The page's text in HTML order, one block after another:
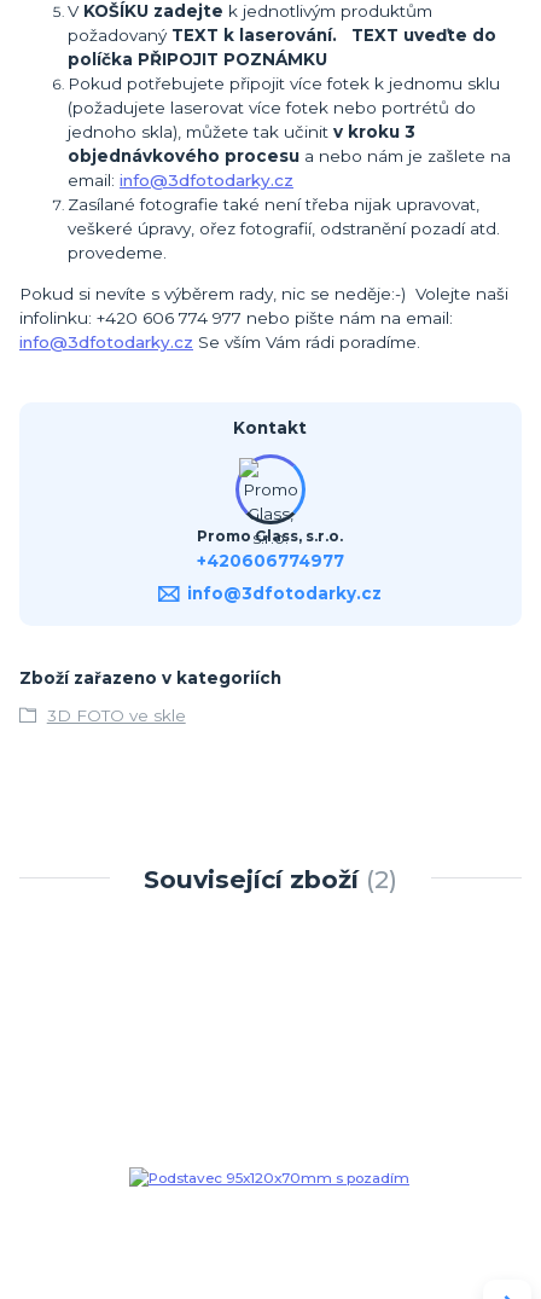
V KOŠÍKU zadejte k jednotlivým produktům
požadovaný TEXT k laserování. TEXT uveďte do
políčka PŘIPOJIT POZNÁMKU
Pokud potřebujete připojit více fotek k jednomu sklu
(požadujete laserovat více fotek nebo portrétů do
jednoho skla), můžete tak učinit v kroku 3
objednávkového procesu a nebo nám je zašlete na
email: info@3dfotodarky.cz
Zasílané fotografie také není třeba nijak upravovat,
veškeré úpravy, ořez fotografií, odstranění pozadí atd.
provedeme.
Pokud si nevíte s výběrem rady, nic se neděje:-) Volejte naši
infolinku: +420 606 774 977 nebo pište nám na email:
info@3dfotodarky.cz Se vším Vám rádi poradíme.
Kontakt
Promo Glass, s.r.o.
+420606774977
info@3dfotodarky.cz
Zboží zařazeno v kategoriích
3D FOTO ve skle
Související zboží 2